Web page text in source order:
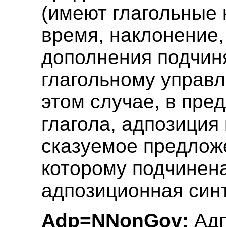
(имеют глагольные
время,
дополнения
глагольному
этом случае, в
глагола,
сказуемое
которому
адпозиционная
Adp=NNonGov: